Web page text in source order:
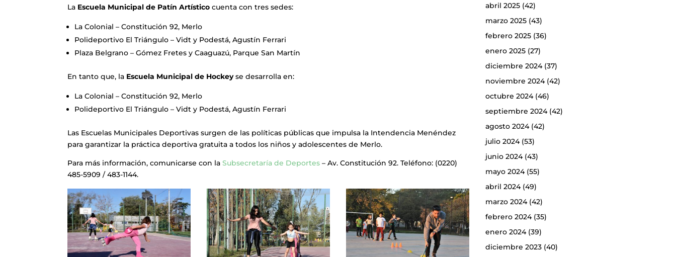
La Escuela Municipal de Patín Artístico cuenta con tres sedes:
La Colonial – Constitución 92, Merlo
Polideportivo El Triángulo – Vidt y Podestá, Agustín Ferrari
Plaza Belgrano – Gómez Fretes y Caaguazú, Parque San Martín
En tanto que, la Escuela Municipal de Hockeyse desarrolla en:
La Colonial – Constitución 92, Merlo
Polideportivo El Triángulo – Vidt y Podestá, Agustín Ferrari
Las Escuelas Municipales Deportivas surgen de las políticas públicas que impulsa la Intendencia Menéndez
para garantizar la práctica deportiva gratuita a todos los niños y adolescentes de Merlo.
Para más información, comunicarse con laSubsecretaría de Deportes – Av. Constitución 92. Teléfono: (0220)
485-5909 / 483-1144.
abril 2025(42)
marzo 2025(43)
febrero 2025(36)
enero 2025(27)
diciembre 2024(37)
noviembre 2024(42)
octubre 2024(46)
septiembre 2024(42)
agosto 2024(42)
julio 2024(53)
junio 2024(43)
mayo 2024(55)
abril 2024(49)
marzo 2024(42)
febrero 2024(35)
enero 2024(39)
diciembre 2023(40)